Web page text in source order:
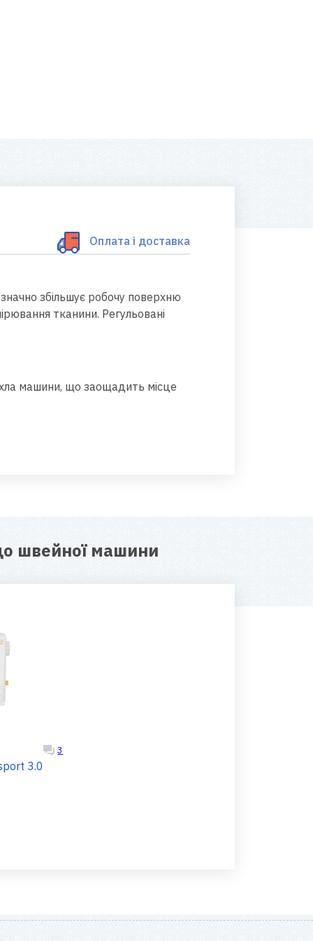
Оплата і доставка
збільшує робочу поверхню
тканини. Регульовані
машини, що заощадить місце
швейної машини
3
3.0